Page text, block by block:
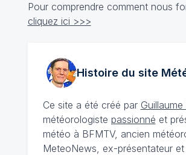
Pour comprendre comment nous
cliquez ici >>>
Histoire du site
Ce site a été créé par
météorologiste passionné et
météo à BFMTV, ancien
MeteoNews, ex-présentateur et